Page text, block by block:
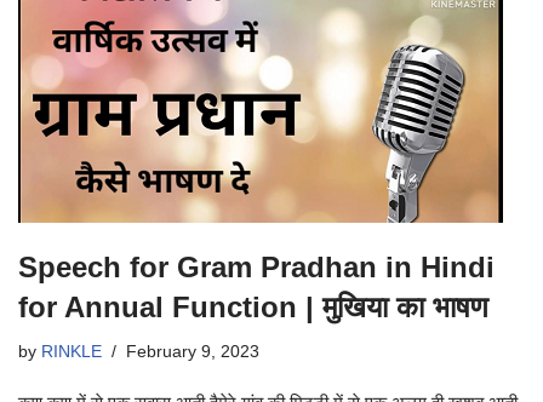
Speech for Gram Pradhan in Hindi
for Annual Function | मुखिया का भाषण
by RINKLE February 9, 2023